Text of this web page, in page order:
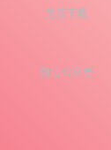
免费下载
微信公众号